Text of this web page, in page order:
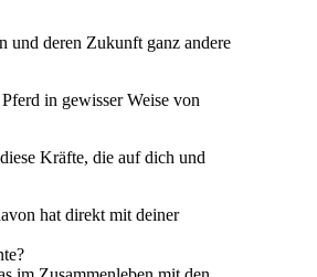
und deren Zukunft ganz andere
in gewisser Weise von
Kräfte, die auf dich und
hat direkt mit deiner